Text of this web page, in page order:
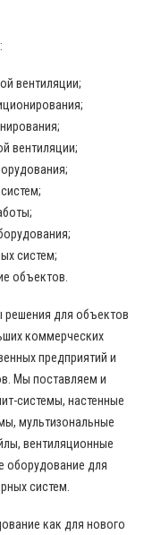
вентиляции;
вентиляции;
систем;
объектов.
решения для объектов
коммерческих
предприятий и
Мы поставляем и
системы, настенные
мультизональные
вентиляционные
оборудование для
систем.
как для нового